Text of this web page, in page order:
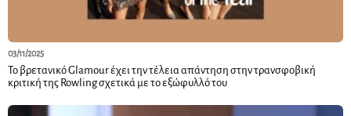
03/11/2025
Το βρετανικό Glamour έχει την τέλεια απάντηση στην τρανσφοβική
κριτική της Rowling σχετικά με το εξώφυλλό του